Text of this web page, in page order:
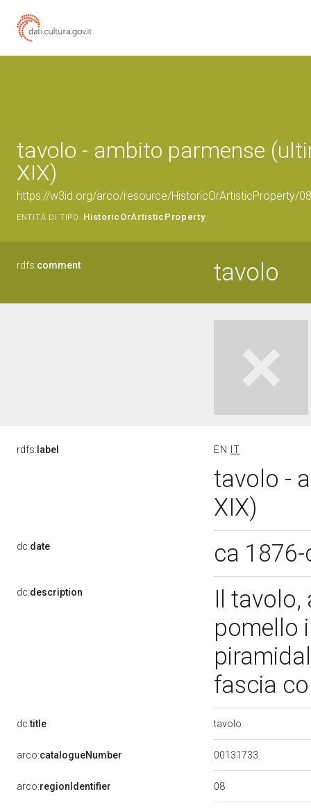
tavolo - ambito parmense
XIX)
https://w3id.org/arco/resource/HistoricOrArtisticProperty/
ENTITÀ DI TIPO: HistoricOrArtisticProperty
rdfs:comment tavolo
rdfs: label EN IT
tavolo -
XIX)
dc:date ca
dc:description
Il
pomello
fascia
dc:title tavolo
arco:catalogueNumber 00131733
arco:regionIdentifier 08